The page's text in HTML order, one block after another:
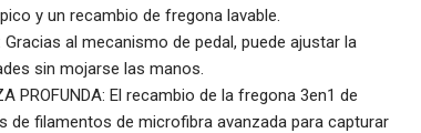
y un recambio de fregona lavable.
Gracias al mecanismo de pedal, puede ajustar la
sin mojarse las manos.
PROFUNDA: El recambio de la fregona 3en1 de
de filamentos de microfibra avanzada para capturar